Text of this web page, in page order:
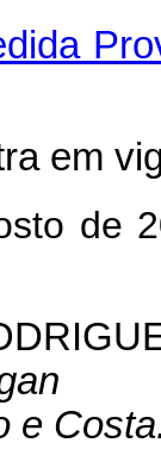
em
de
e